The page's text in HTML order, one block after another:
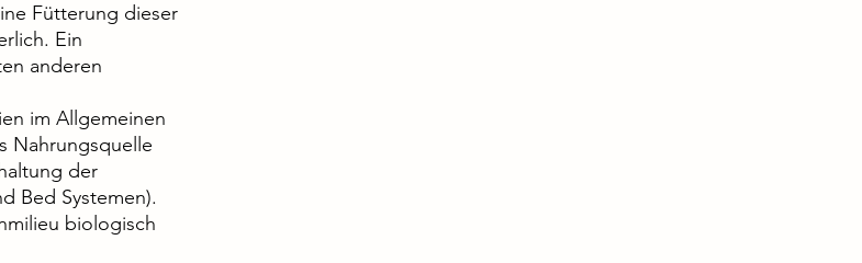
Fütterung dieser
Ein
anderen
im Allgemeinen
Nahrungsquelle
der
Bed Systemen).
biologisch